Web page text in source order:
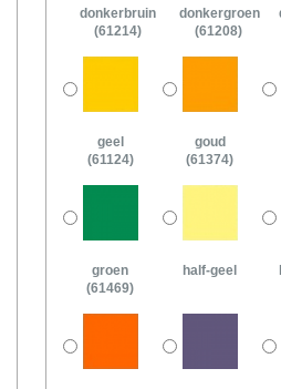
donkerbruin
(61214)
donkergroen
(61208)
geel
(61124)
goud
(61374)
groen
(61469)
half-geel